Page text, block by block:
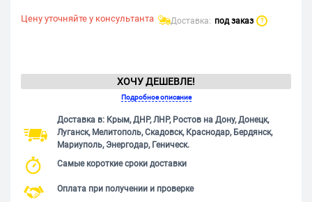
Цену уточняйте у консультанта Доставка: под заказ ?
ХОЧУ ДЕШЕВЛЕ!
Подробное описание
Доставка в: Крым, ДНР, ЛНР, Ростов на Дону, Донецк,
Луганск, Мелитополь, Скадовск, Краснодар, Бердянск,
Мариуполь, Энергодар, Геническ.
Самые короткие сроки доставки
Оплата при получении и проверке